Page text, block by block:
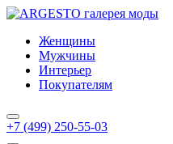
Женщины
Мужчины
Интерьер
Покупателям
+7 (499) 250-55-03